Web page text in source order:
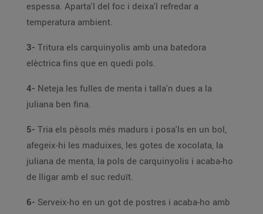
espessa. Aparta'l del foc i deixa'l refredar a
temperatura ambient.
3- Tritura els carquinyolis amb una batedora
elèctrica fins que en quedi pols.
4- Neteja les fulles de menta i talla'n dues a la
juliana ben fina.
5- Tria els pèsols més madurs i posa'ls en un bol,
afegeix-hi les maduixes, les gotes de xocolata, la
juliana de menta, la pols de carquinyolis i acaba-ho
de lligar amb el suc reduït.
6- Serveix-ho en un got de postres i acaba-ho amb